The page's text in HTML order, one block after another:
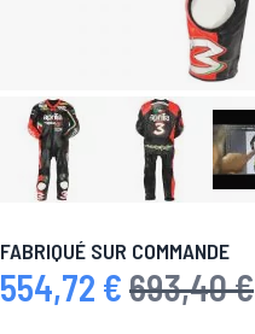
FABRIQUÉ SUR COMMANDE
Prix spécial
554,72 € Prix normal
693,40 €